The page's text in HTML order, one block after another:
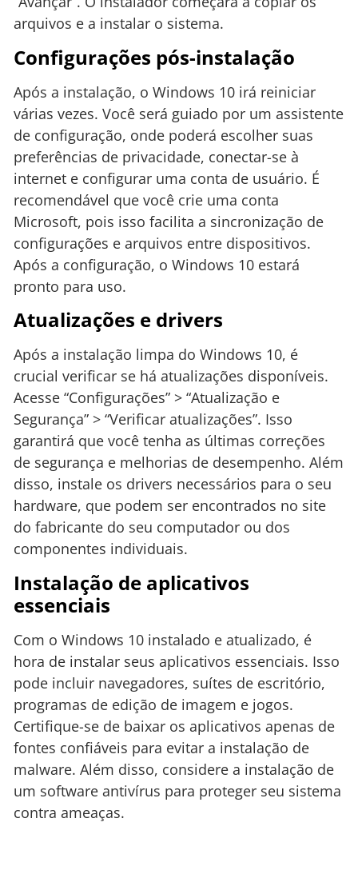
arquivos e a instalar o sistema.
Configurações pós-instalação
Após a instalação, o Windows 10 irá reiniciar
várias vezes. Você será guiado por um assistente
de configuração, onde poderá escolher suas
preferências de privacidade, conectar-se à
internet e configurar uma conta de usuário. É
recomendável que você crie uma conta
Microsoft, pois isso facilita a sincronização de
configurações e arquivos entre dispositivos.
Após a configuração, o Windows 10 estará
pronto para uso.
Atualizações e drivers
Após a instalação limpa do Windows 10, é
crucial verificar se há atualizações disponíveis.
Acesse “Configurações” > “Atualização e
Segurança” > “Verificar atualizações”. Isso
garantirá que você tenha as últimas correções
de segurança e melhorias de desempenho. Além
disso, instale os drivers necessários para o seu
hardware, que podem ser encontrados no site
do fabricante do seu computador ou dos
componentes individuais.
Instalação de aplicativos
essenciais
Com o Windows 10 instalado e atualizado, é
hora de instalar seus aplicativos essenciais. Isso
pode incluir navegadores, suítes de escritório,
programas de edição de imagem e jogos.
Certifique-se de baixar os aplicativos apenas de
fontes confiáveis para evitar a instalação de
malware. Além disso, considere a instalação de
um software antivírus para proteger seu sistema
contra ameaças.